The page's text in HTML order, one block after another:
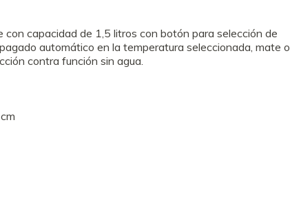
con capacidad de 1,5 litros con botón para selección de
automático en la temperatura seleccionada, mate o
contra función sin agua.